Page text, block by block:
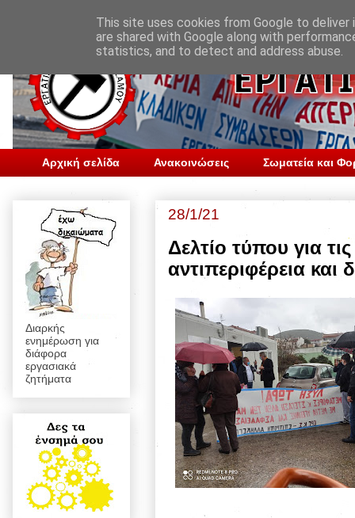
Αρχική σελίδα Ανακοινώσεις Σωματεία και
28/1/21
Δελτίο τύπου για
αντιπεριφέρεια και
Διαρκής
ενημέρωση για
διάφορα
εργασιακά
ζητήματα
This site uses cookies from Google to
are shared with Google along with
statistics, and to detect and address abuse.